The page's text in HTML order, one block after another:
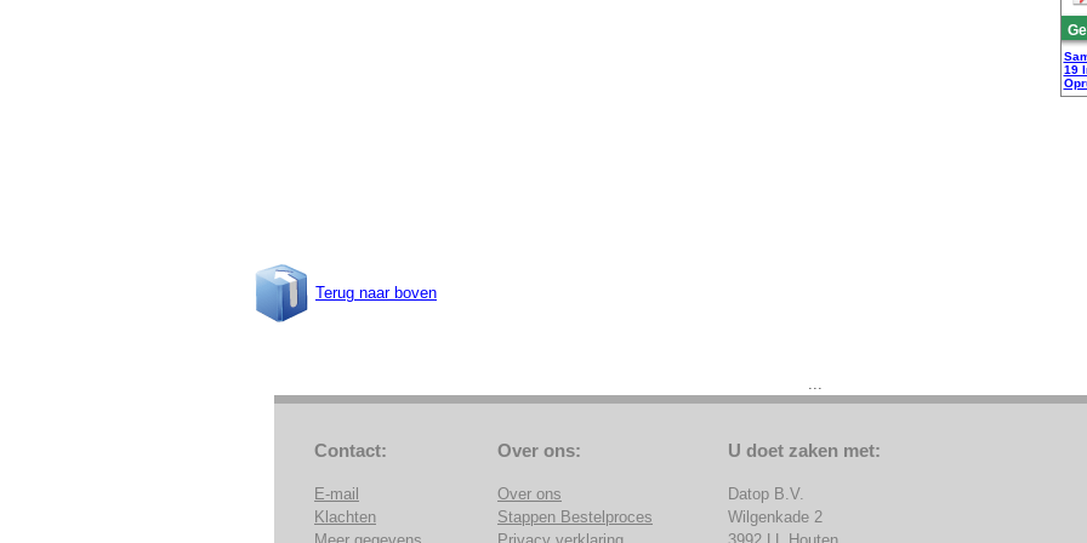
19
Terug naar boven
Contact:
E-mail
Klachten
Over ons:
Over ons
Stappen Bestelproces
U doet zaken met:
Datop B.V.
Wilgenkade 2